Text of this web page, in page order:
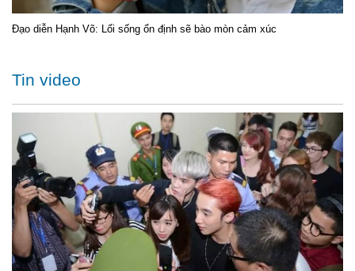
Đạo diễn Hạnh Võ: Lối sống ổn định sẽ bào mòn cảm xúc
Tin video